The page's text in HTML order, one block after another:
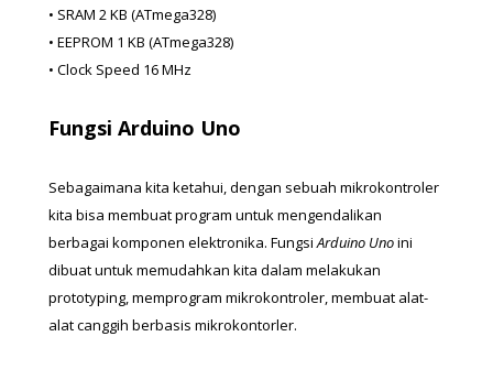
• SRAM 2 KB (ATmega328)
• EEPROM 1 KB (ATmega328)
• Clock Speed 16 MHz
Fungsi Arduino Uno
Sebagaimana kita ketahui, dengan sebuah mikrokontroler
kita bisa membuat program untuk mengendalikan
berbagai komponen elektronika. Fungsi Arduino Uno ini
dibuat untuk memudahkan kita dalam melakukan
prototyping, memprogram mikrokontroler, membuat alat-
alat canggih berbasis mikrokontorler.